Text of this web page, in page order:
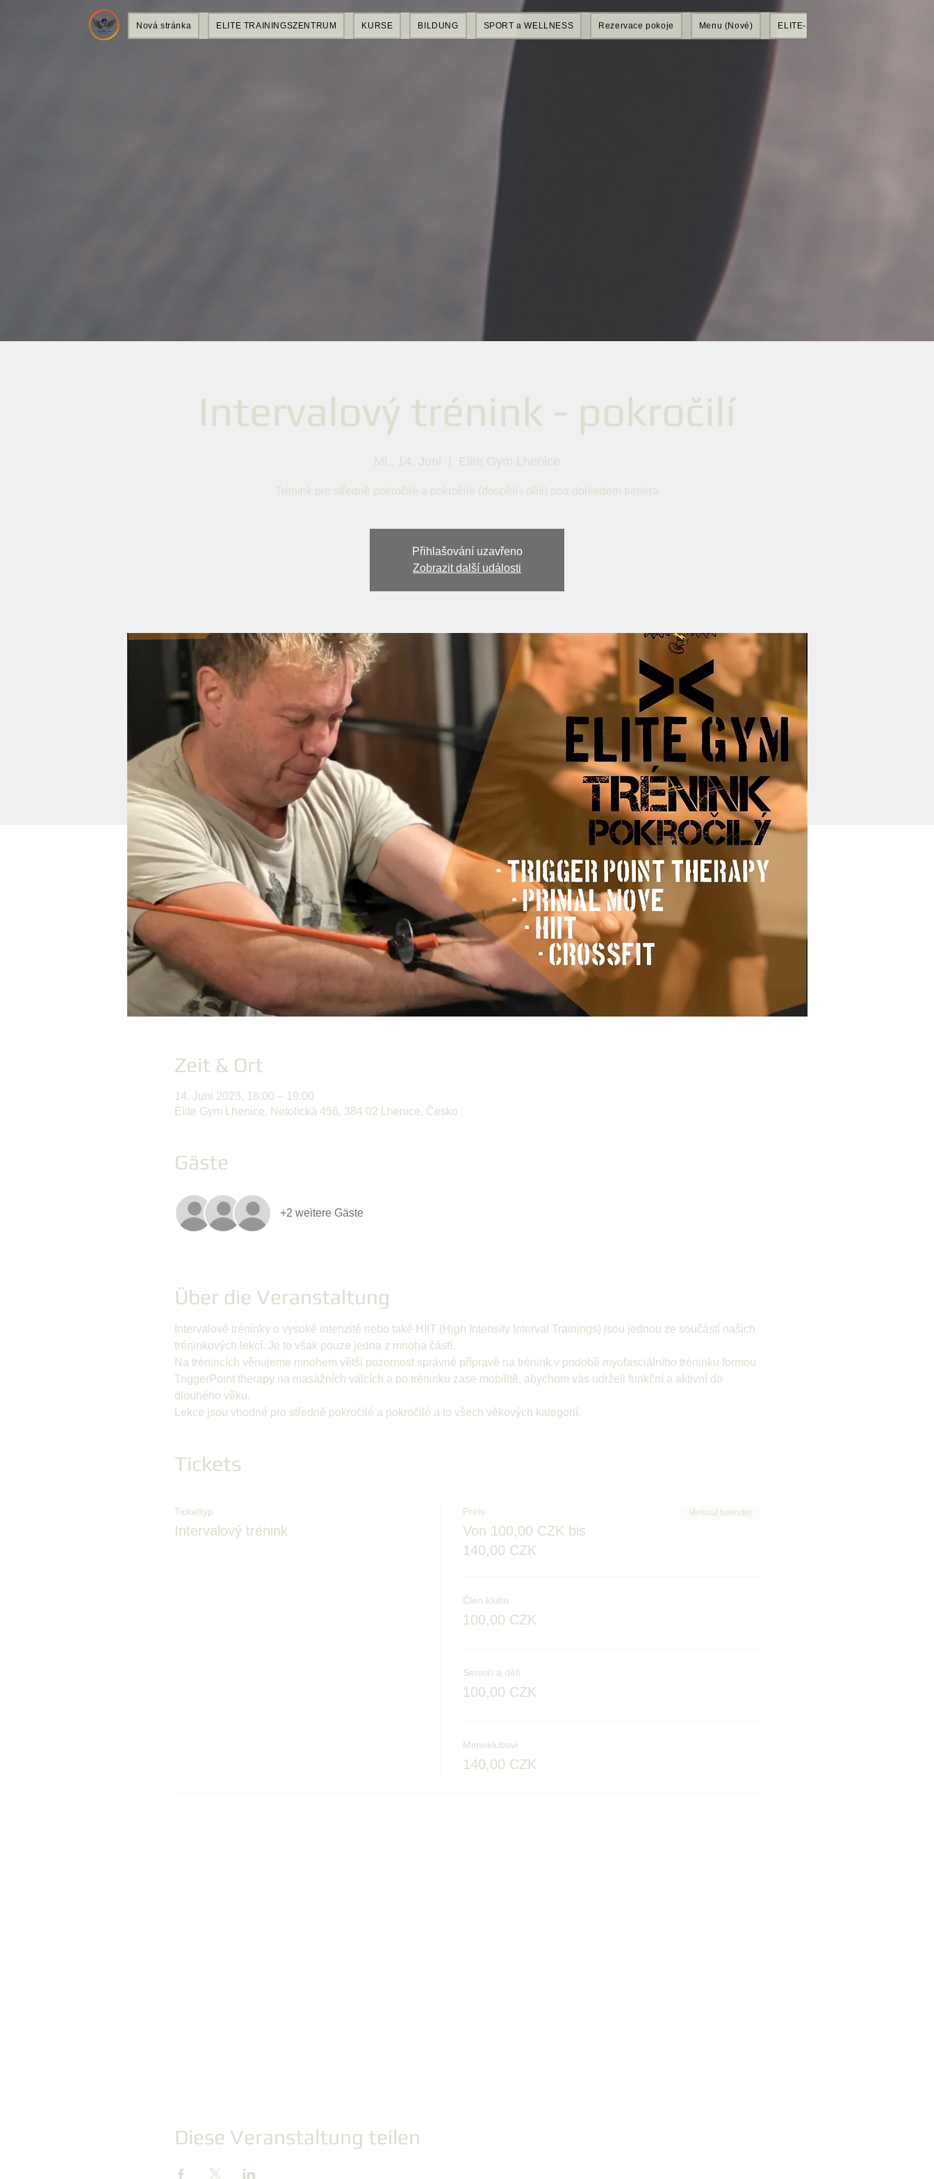
Nová stránka ELITE TRAININGSZENTRUM KURSE BILDUNG SPORT a WELLNESS Rezervace pokoje Menu (Nové) ELITE-SHOP
Intervalový trénink - pokročilí
Mi., 14. Juni Elite Gym Lhenice
Trénink pro středně pokročilé a pokročilé (dospělí i děti) pod dohledem trenéra
Přihlašování uzavřeno
Zobrazit další události
Zeit & Ort
14. Juni 2023, 18:00 – 19:00
Elite Gym Lhenice, Netolická 456, 384 02 Lhenice, Česko
Gäste
+2 weitere Gäste
Über die Veranstaltung
Intervalové tréninky o vysoké intenzitě nebo také HIIT (High Intensity Interval Trainings) jsou jednou ze součástí našich
tréninkových lekcí. Je to však pouze jedna z mnoha částí.
Na trénincích věnujeme mnohem větší pozornost správné přípravě na trénink v podobě myofasciálního tréninku formou
TriggerPoint therapy na masážních válcích a po tréninku zase mobilitě, abychom vás udrželi funkční a aktivní do
dlouhého věku.
Lekce jsou vhodné pro středně pokročilé a pokročilé a to všech věkových kategorií.
Tickets
Tickettyp
Intervalový trénink
Preis
Von 100,00 CZK bis
140,00 CZK
Verkauf beendet
Člen klubu
100,00 CZK
Senioři a děti
100,00 CZK
Mimokluboví
140,00 CZK
Diese Veranstaltung teilen